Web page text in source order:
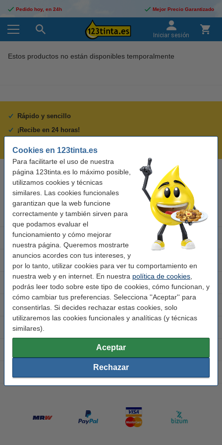
Cookies en 123tinta.es
Para facilitarte el uso de nuestra
página 123tinta.es lo máximo posible,
utilizamos cookies y técnicas
similares. Las cookies funcionales
garantizan que la web funcione
correctamente y también sirven para
que podamos evaluar el
funcionamiento y cómo mejorar
nuestra página. Queremos mostrarte
anuncios acordes con tus intereses, y
por lo tanto, utilizar cookies para ver tu comportamiento en
nuestra web y en internet. En nuestra política de cookies
podrás leer todo sobre este tipo de cookies, cómo funcionan, y
cómo cambiar tus preferencias. Selecciona ''Aceptar'' para
consentirlas. Si decides rechazar estas cookies, solo
utilizaremos las cookies funcionales y analíticas (y técnicas
similares).
Aceptar
Rechazar
Pedido hoy, en 24h Mejor Precio Garantizado
Iniciar sesión
Estos productos no están disponibles temporalmente
Rápido y sencillo
¡Recibe en 24 horas!
Llámanos al 900 123 247
En días laborables de 09:00 a 20:00.
Cartuchos de tinta
Toner
Atención al cliente
Sobre 123tinta
Papel
Impresoras de etiquetas